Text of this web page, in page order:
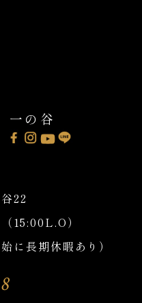
一の谷
22
15:00L.O）
に長期休暇あり）